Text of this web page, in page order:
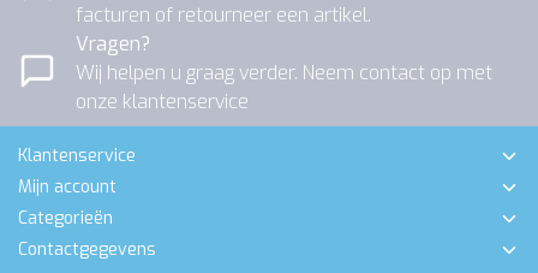
facturen of retourneer een artikel.
Vragen?
Wij helpen u graag verder. Neem contact op met
onze klantenservice
Klantenservice
Mijn account
Categorieën
Contactgegevens